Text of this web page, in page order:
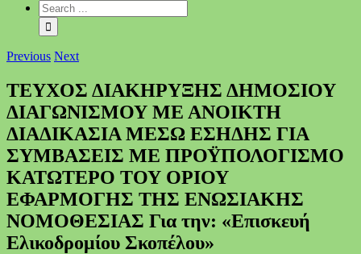
Previous Next
ΤΕΥΧΟΣ ΔΙΑΚΗΡΥΞΗΣ ΔΗΜΟΣΙΟΥ
ΔΙΑΓΩΝΙΣΜΟΥ ΜΕ ΑΝΟΙΚΤΗ
ΔΙΑΔΙΚΑΣΙΑ ΜΕΣΩ ΕΣΗΔΗΣ ΓΙΑ
ΣΥΜΒΑΣΕΙΣ ΜΕ ΠΡΟΫΠΟΛΟΓΙΣΜΟ
ΚΑΤΩΤΕΡΟ ΤΟΥ ΟΡΙΟΥ
ΕΦΑΡΜΟΓΗΣ ΤΗΣ ΕΝΩΣΙΑΚΗΣ
ΝΟΜΟΘΕΣΙΑΣ Για την: «Επισκευή
Ελικοδρομίου Σκοπέλου»